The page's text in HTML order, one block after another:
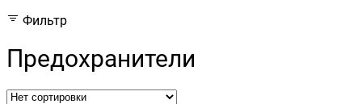
Фильтр
Предохранители